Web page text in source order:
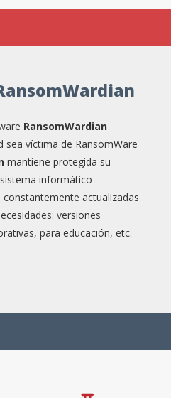
RansomWardian
sea víctima de RansomWare
mantiene protegida su
informático
constantemente actualizadas
versiones
para educación, etc.